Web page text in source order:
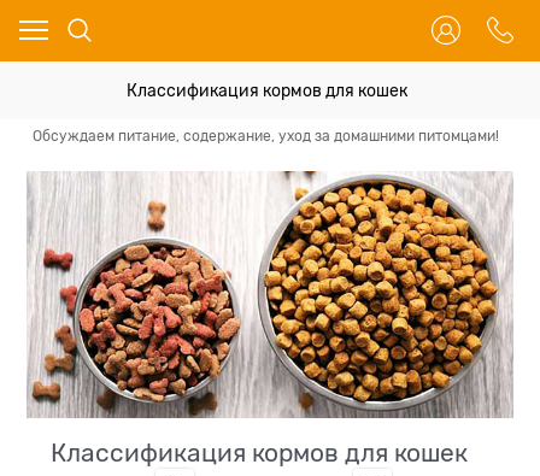
Классификация кормов для кошек
Обсуждаем питание, содержание, уход за домашними питомцами!
Классификация кормов для кошек